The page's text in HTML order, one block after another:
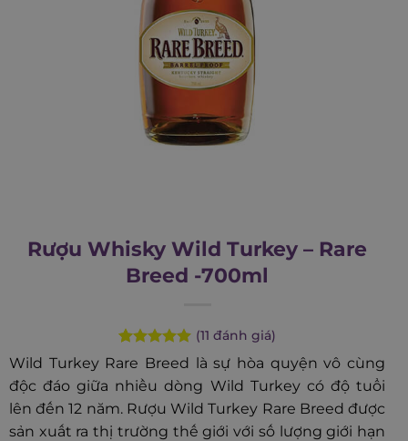
Rượu Whisky Wild Turkey – Rare
Breed -700ml
Rated4.91
out of 5
based on
11
customer
ratings
(11 đánh giá)
Wild Turkey Rare Breed là sự hòa quyện vô cùng
độc đáo giữa nhiều dòng Wild Turkey có độ tuổi
lên đến 12 năm. Rượu Wild Turkey Rare Breed được
sản xuất ra thị trường thế giới với số lượng giới hạn